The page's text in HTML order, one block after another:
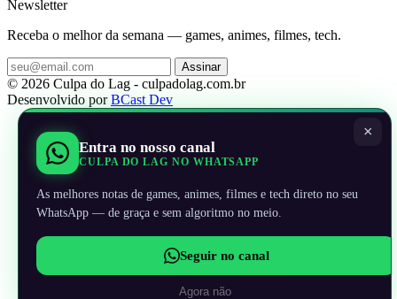
Newsletter
Receba o melhor da semana — games, animes, filmes, tech.
Assinar
© 2026 Culpa do Lag - culpadolag.com.br
Desenvolvido porBCast Dev
×
Entra no nosso canal
CULPA DO LAG NO WHATSAPP
As melhores notas de games, animes, filmes e tech direto no seu
WhatsApp — de graça e sem algoritmo no meio.
Seguir no canal
Agora não